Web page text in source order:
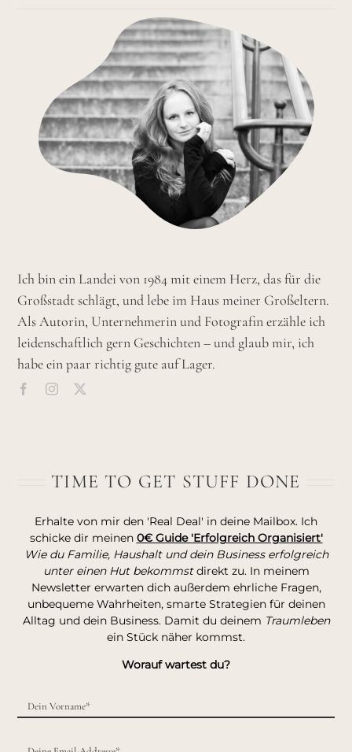
Ich bin ein Landei von 1984 mit einem Herz, das für die
Großstadt schlägt, und lebe im Haus meiner Großeltern.
Als Autorin, Unternehmerin und Fotografin erzähle ich
leidenschaftlich gern Geschichten – und glaub mir, ich
habe ein paar richtig gute auf Lager.
TIME TO GET STUFF DONE
Erhalte von mir den 'Real Deal' in deine Mailbox. Ich
schicke dir meinen 0€ Guide 'Erfolgreich Organisiert'
Wie du Familie, Haushalt und dein Business erfolgreich
unter einen Hut bekommstdirekt zu. In meinem
Newsletter erwarten dich außerdem ehrliche Fragen,
unbequeme Wahrheiten, smarte Strategien für deinen
Alltag und dein Business. Damit du deinem Traumleben
ein Stück näher kommst.
Worauf wartest du?